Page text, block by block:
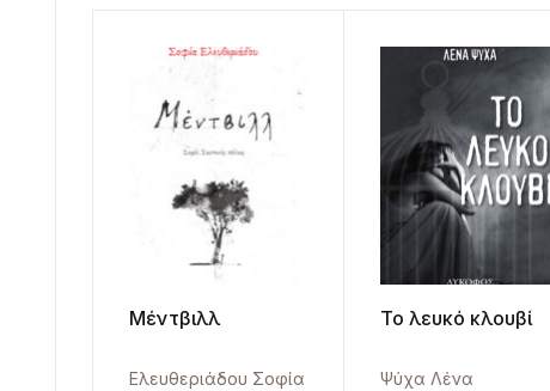
Μέντβιλλ
Ελευθεριάδου Σοφία
Το λευκό κλουβί
Ψύχα Λένα